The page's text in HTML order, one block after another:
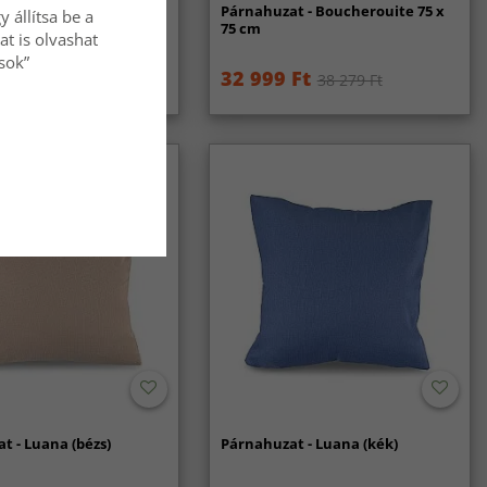
- Boucherouite 75 x
Párnahuzat - Boucherouite 75 x
75 cm
32 999 Ft 38 279 Ft
- Luana (bézs) Párnahuzat - Luana (kék)
állítsa be a
is olvashat